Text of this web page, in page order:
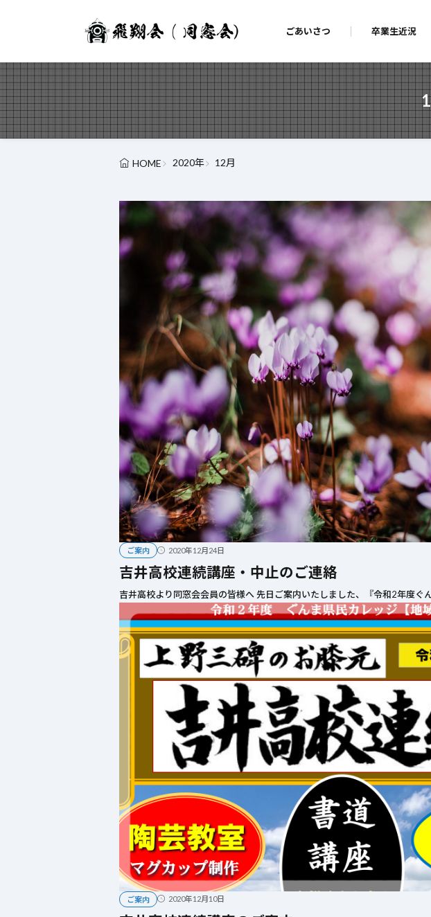
ごあいさつ 卒業生近況
HOME 2020年 12月
ご案内 2020年12月24日
吉井高校連続講座・中止のご連絡
吉井高校より同窓会会員の皆様へ 先日ご案内いたしました、『令和2年度ぐ
ご案内 2020年12月10日
2025年4月2日
吉井高校OB・OGに
よるゴルフコンペ
『飛翔会』のご紹